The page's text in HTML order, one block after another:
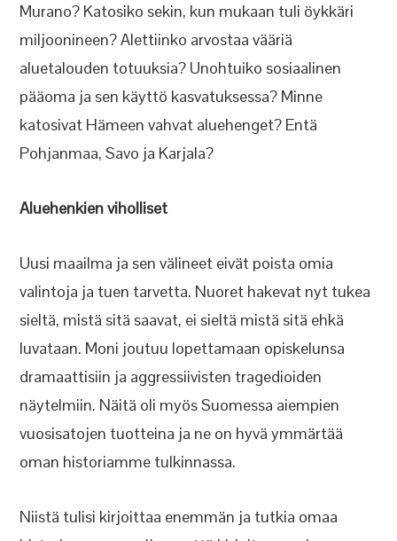
Murano? Katosiko sekin, kun mukaan tuli öykkäri
miljoonineen? Alettiinko arvostaa vääriä
aluetalouden totuuksia? Unohtuiko sosiaalinen
pääoma ja sen käyttö kasvatuksessa? Minne
katosivat Hämeen vahvat aluehenget? Entä
Pohjanmaa, Savo ja Karjala?
Aluehenkien viholliset
Uusi maailma ja sen välineet eivät poista omia
valintoja ja tuen tarvetta. Nuoret hakevat nyt tukea
sieltä, mistä sitä saavat, ei sieltä mistä sitä ehkä
luvataan. Moni joutuu lopettamaan opiskelunsa
dramaattisiin ja aggressiivisten tragedioiden
näytelmiin. Näitä oli myös Suomessa aiempien
vuosisatojen tuotteina ja ne on hyvä ymmärtää
oman historiamme tulkinnassa.
Niistä tulisi kirjoittaa enemmän ja tutkia omaa